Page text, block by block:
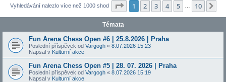
Vyhledávání nalezlo více než 1000 shod Stránka z 10
1 2 3 4 5 10
Témata
Fun Arena Chess Open #6 | 25.8.2026 | Praha
Poslední příspěvek od Vargogh « 8.07.2026 15:23
Napsal v Kulturní akce
Fun Arena Chess Open #5 | 28. 07. 2026 | Praha
Poslední příspěvek od Vargogh « 8.07.2026 15:19
Napsal v Kulturní akce